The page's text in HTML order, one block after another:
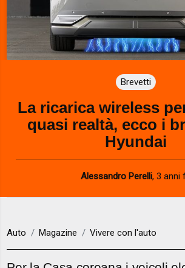
Brevetti
La ricarica wireless
quasi realtà, ecco i
Hyundai
Alessandro Perelli, 3 anni
Auto Magazine Vivere con l'auto